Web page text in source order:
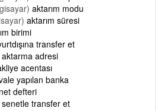
aktarım modu
aktarım süresi
birimi
transfer et
aktarma adresi
acentası
yapılan banka
defteri
senetle transfer et